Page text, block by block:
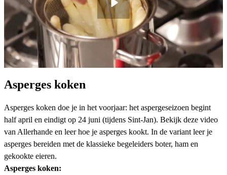
Asperges koken
Asperges koken doe je in het voorjaar: het aspergeseizoen begint
half april en eindigt op 24 juni (tijdens Sint-Jan). Bekijk deze video
van Allerhande en leer hoe je asperges kookt. In de variant leer je
asperges bereiden met de klassieke begeleiders boter, ham en
gekookte eieren.
Asperges koken: